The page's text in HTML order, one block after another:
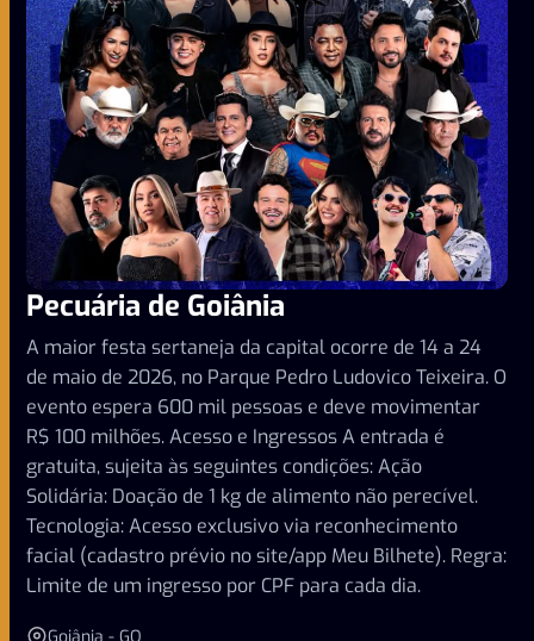
Pecuária de Goiânia
A maior festa sertaneja da capital ocorre de 14 a 24
de maio de 2026, no Parque Pedro Ludovico Teixeira. O
evento espera 600 mil pessoas e deve movimentar
R$ 100 milhões. Acesso e Ingressos A entrada é
gratuita, sujeita às seguintes condições: Ação
Solidária: Doação de 1 kg de alimento não perecível.
Tecnologia: Acesso exclusivo via reconhecimento
facial (cadastro prévio no site/app Meu Bilhete). Regra:
Limite de um ingresso por CPF para cada dia.